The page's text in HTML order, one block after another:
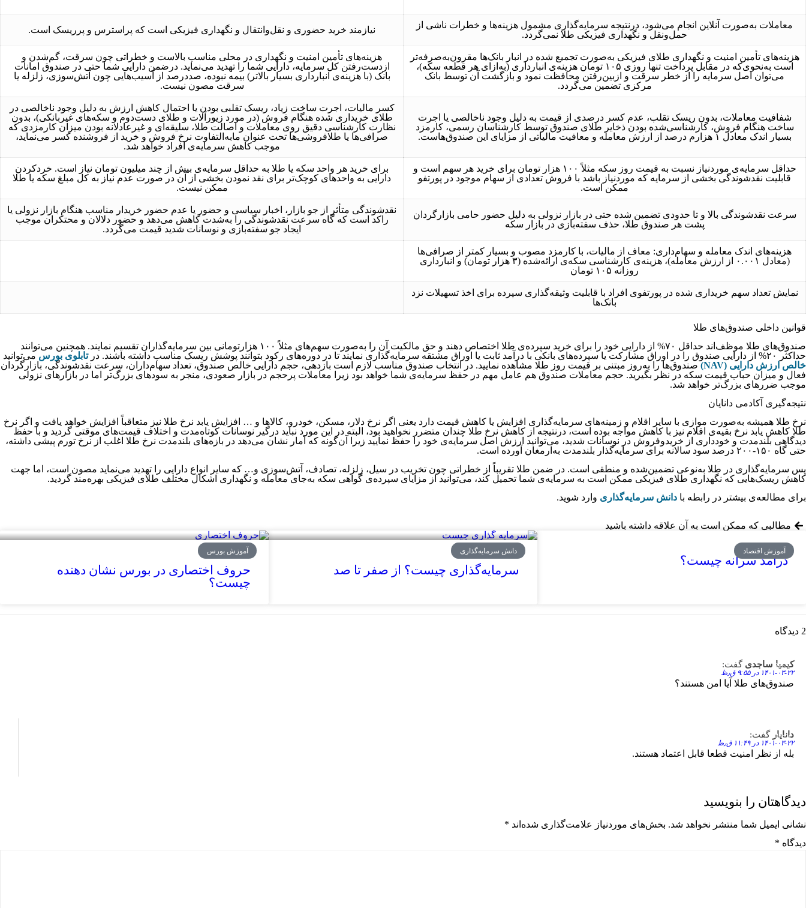
معاملات به‌صورت آنلاین انجام می‌شود، درنتیجه سرمایه‌گذاری مشمول هزینه‌ها و خطرات ناشی از
حمل‌ونقل و نگهداری فیزیکی طلا نمی‌گردد.
نیازمند خرید حضوری و نقل‌وانتقال و نگهداری فیزیکی است که پراسترس و پرریسک است.
هزینه‌های تأمین امنیت و نگهداری طلای فیزیکی به‌صورت تجمیع شده در انبار بانک‌ها مقرون‌به‌صرفه‌تر
است به‌نحوی‌که در مقابل پرداخت تنها روزی ۱۰۵ تومان هزینه‌ی انبار‌داری (به‌ازای هر قطعه سکه)،
می‌توان اصل سرمایه را از خطر سرقت و ازبین‌رفتن محافظت نمود و بازگشت آن توسط بانک
مرکزی تضمین می‌گردد.
هزینه‌های تأمین امنیت و نگهداری در محلی مناسب بالاست و خطراتی چون سرقت، گم‌شدن و
ازدست‌رفتن کل سرمایه، دارایی شما را تهدید می‌نماید. درضمن دارایی شما حتی در صندوق امانات
بانک (با هزینه‌ی انبارداری بسیار بالاتر) بیمه نبوده، صد‌درصد از آسیب‌هایی چون آتش‌سوزی، زلزله یا
سرقت مصون نیست.
شفافیت معاملات، بدون ریسک تقلب، عدم کسر درصدی از قیمت به دلیل وجود ناخالصی یا اجرت
ساخت هنگام فروش، کارشناسی‌شده بودن ذخایر طلای صندوق توسط کارشناسان رسمی، کارمزد
بسیار اندک معادل ۱ هزارم درصد از ارزش معامله و معافیت مالیاتی از مزایای این صندوق‌هاست.
کسر مالیات، اجرت ساخت زیاد، ریسک تقلبی بودن یا احتمال کاهش ارزش به دلیل وجود ناخالصی در
طلای خریداری شده هنگام فروش (در مورد زیورآلات و طلای دست‌دوم و سکه‌های غیربانکی)، بدون
نظارت کارشناسی دقیق روی معاملات و اصالت طلا، سلیقه‌ای و غیرعادلانه بودن میزان کارمزدی که
صرافی‌ها یا طلافروشی‌ها تحت عنوان مابه‌التفاوت نرخ فروش و خرید از فروشنده کسر می‌نماید،
موجب کاهش سرمایه‌ی افراد خواهد شد.
حداقل سرمایه‌ی موردنیاز نسبت به قیمت روز سکه مثلاً ۱۰۰ هزار تومان برای خرید هر سهم است و
قابلیت نقدشوندگی بخشی از سرمایه که موردنیاز باشد با فروش تعدادی از سهام موجود در پورتفو
ممکن است.
برای خرید هر واحد سکه یا طلا به حداقل سرمایه‌ی بیش از چند میلیون تومان نیاز است. خردکردن
دارایی به واحدهای کوچک‌تر برای نقد نمودن بخشی از آن در صورت عدم نیاز به کل مبلغ سکه یا طلا
ممکن نیست.
سرعت نقدشوندگی بالا و تا حدودی تضمین شده حتی در بازار نزولی به دلیل حضور حامی بازارگردان
پشت هر صندوق طلا، حذف سفته‌بازی در بازار سکه
نقدشوندگی متأثر از جو بازار، اخبار سیاسی و حضور یا عدم حضور خریدار مناسب هنگام بازار نزولی یا
راکد است که گاه سرعت نقدشوندگی را به‌شدت کاهش می‌دهد و حضور دلالان و محتکران موجب
ایجاد جو سفته‌بازی و نوسانات شدید قیمت می‌گردد.
هزینه‌های اندک معامله و سهام‌داری: معاف از مالیات، با کارمزد مصوب و بسیار کمتر از صرافی‌ها
(معادل ۰.۰۰۱ از ارزش معامله)، هزینه‌ی کارشناسی سکه‌ی ارائه‌شده (۳ هزار تومان) و انبارداری
روزانه ۱۰۵ تومان
نمایش تعداد سهم خریداری شده در پورتفوی افراد با قابلیت وثیقه‌گذاری سپرده برای اخذ تسهیلات نزد
بانک‌ها
قوانین داخلی صندوق‌های طلا
صندوق‌های طلا موظف‌اند حداقل ۷۰% از دارایی خود را برای خرید سپرده‌ی طلا اختصاص دهند و حق مالکیت آن را به‌صورت سهم‌های مثلاً ۱۰۰ هزارتومانی بین سرمایه‌گذاران تقسیم نمایند. همچنین می‌توانند
حداکثر ۲۰% از دارایی صندوق را در اوراق مشارکت یا سپرده‌های بانکی با درآمد ثابت یا اوراق مشتقه سرمایه‌گذاری نمایند تا در دوره‌های رکود بتوانند پوشش ریسک مناسب داشته باشند. در
تابلوی بورس می‌توانید
خالص ارزش دارایی (NAV)
صندوق‌ها را به‌روز مبتنی بر قیمت روز طلا مشاهده نمایید. در انتخاب صندوق مناسب لازم است بازدهی، حجم دارایی خالص صندوق، تعداد سهام‌داران، سرعت نقدشوندگی، بازارگردان
فعال و میزان حباب قیمت سکه در نظر بگیرید. حجم معاملات صندوق هم عامل مهم در حفظ سرمایه‌ی شما خواهد بود زیرا معاملات پرحجم در بازار صعودی، منجر به سودهای بزرگ‌تر اما در بازارهای نزولی
موجب ضررهای بزرگ‌تر خواهد شد.
نتیجه‌گیری آکادمی دانایان
نرخ طلا همیشه به‌صورت موازی با سایر اقلام و زمینه‌های سرمایه‌گذاری افزایش یا کاهش قیمت دارد یعنی اگر نرخ دلار، مسکن، خودرو، کالاها و … افزایش یابد نرخ طلا نیز متعاقباً افزایش خواهد یافت و اگر نرخ
طلا کاهش یابد نرخ بقیه‌ی اقلام نیز با کاهش مواجه بوده است، درنتیجه از کاهش نرخ طلا چندان متضرر نخواهید بود، البته در این مورد نباید درگیر نوسانات کوتاه‌مدت و اختلاف قیمت‌های موقتی گردید و با حفظ
دیدگاهی بلندمدت و خودداری از خریدوفروش در نوسانات شدید، می‌توانید ارزش اصل سرمایه‌ی خود را حفظ نمایید زیرا آن‌گونه که آمار نشان می‌دهد در بازه‌های بلندمدت نرخ طلا اغلب از نرخ تورم پیشی داشته،
حتی گاه ۱۵۰-۲۰۰ درصد سود سالانه برای سرمایه‌گذار بلندمدت به‌ارمغان آورده است.
پس سرمایه‌گذاری در طلا به‌نوعی تضمین‌شده و منطقی است. در ضمن طلا تقریباً از خطراتی چون تخریب در سیل، زلزله، تصادف، آتش‌سوزی و… که سایر انواع دارایی را تهدید می‌نماید مصون است، اما جهت
کاهش ریسک‌هایی که نگهداری طلای فیزیکی ممکن است به سرمایه‌ی شما تحمیل کند، می‌توانید از مزایای سپرده‌‌ی گواهی سکه به‌جای معامله و نگهداری اشکال مختلف طلای فیزیکی بهره‌مند گردید.
برای مطالعه‌ی بیشتر در رابطه با دانش سرمایه‌گذاری وارد شوید.
مطالبی که ممکن است به آن علاقه داشته باشید
آموزش اقتصاد
درآمد سرانه چیست؟
دانش سرمایه‌گذاری
سرمایه‌گذاری چیست؟ از صفر تا صد
آموزش بورس
حروف اختصاری در بورس نشان دهنده
چیست؟
2 دیدگاه
کیمیا ساجدی گفت:
۱۴۰۱-۰۳-۲۲ در ۹:۵۵ ق٫ظ
صندوق‌های طلا آیا امن هستند؟
Reply
دانایار گفت:
۱۴۰۱-۰۳-۲۲ در ۱۱:۴۹ ق٫ظ
بله از نظر امنیت قطعا قابل اعتماد هستند.
Reply
دیدگاهتان را بنویسید
نشانی ایمیل شما منتشر نخواهد شد. بخش‌های موردنیاز علامت‌گذاری شده‌اند *
دیدگاه *